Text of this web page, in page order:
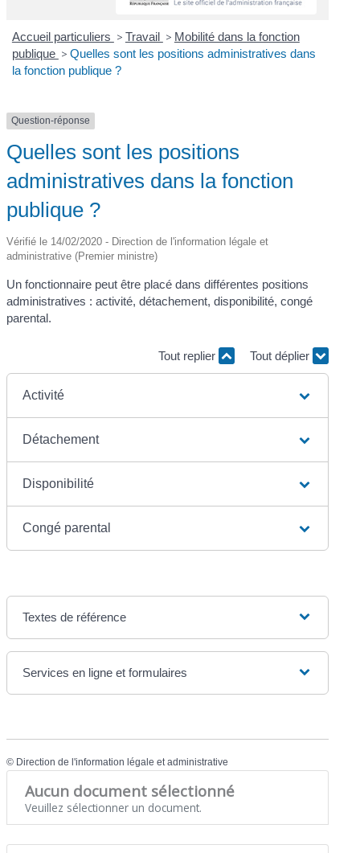
Accueil particuliers > Travail > Mobilité dans la fonction
publique > Quelles sont les positions administratives dans
la fonction publique ?
Question-réponse
Quelles sont les positions
administratives dans la fonction
publique ?
Vérifié le 14/02/2020 - Direction de l'information légale et
administrative (Premier ministre)
Un fonctionnaire peut être placé dans différentes positions
administratives : activité, détachement, disponibilité, congé
parental.
Tout replier Tout déplier
Activité
Détachement
Disponibilité
Congé parental
Textes de référence
Services en ligne et formulaires
© Direction de l'information légale et administrative
Aucun document sélectionné
Veuillez sélectionner un document.